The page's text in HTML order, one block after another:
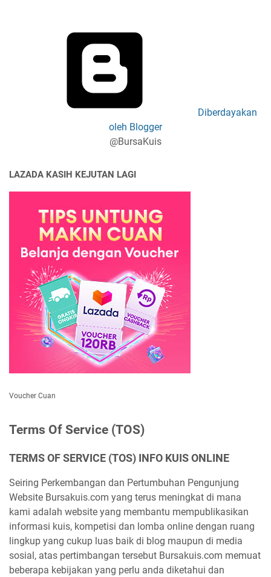
Diberdayakan
oleh Blogger
@BursaKuis
LAZADA KASIH KEJUTAN LAGI
Voucher Cuan
Terms Of Service (TOS)
TERMS OF SERVICE (TOS) INFO KUIS ONLINE
Seiring Perkembangan dan Pertumbuhan Pengunjung
Website Bursakuis.com yang terus meningkat di mana
kami adalah website yang membantu mempublikasikan
informasi kuis, kompetisi dan lomba online dengan ruang
lingkup yang cukup luas baik di blog maupun di media
sosial, atas pertimbangan tersebut Bursakuis.com memuat
beberapa kebijakan yang perlu anda diketahui dan